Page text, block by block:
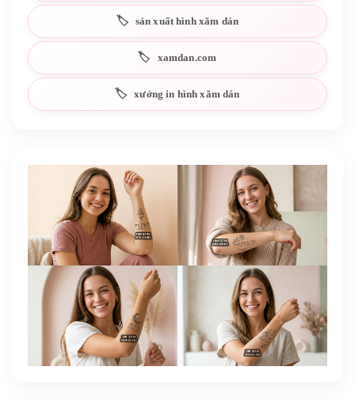
sản xuất hình xăm dán
xamdan.com
xưởng in hình xăm dán